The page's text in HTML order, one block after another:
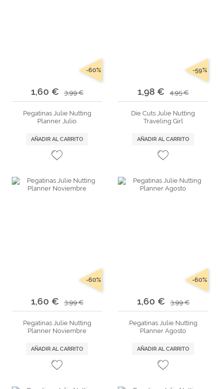
1,60 € 3,99 €
-60%
Pegatinas Julie Nutting
Planner Julio
AÑADIR AL CARRITO
1,98 € 4,95 €
-59%
Die Cuts Julie Nutting
Traveling Girl
AÑADIR AL CARRITO
1,60 € 3,99 €
-60%
Pegatinas Julie Nutting
Planner Noviembre
AÑADIR AL CARRITO
1,60 € 3,99 €
-60%
Pegatinas Julie Nutting
Planner Agosto
AÑADIR AL CARRITO